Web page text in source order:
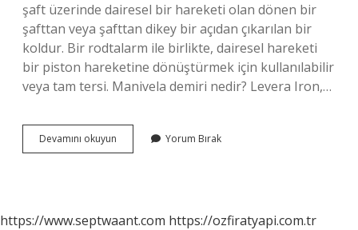
şaft üzerinde dairesel bir hareketi olan dönen bir
şafttan veya şafttan dikey bir açıdan çıkarılan bir
koldur. Bir rodtalarm ile birlikte, dairesel hareketi
bir piston hareketine dönüştürmek için kullanılabilir
veya tam tersi. Manivela demiri nedir? Levera Iron,…
Devamını okuyun Manivela
Kolu
Yorum Bırak
https://www.septwaant.com https://ozfiratyapi.com.tr